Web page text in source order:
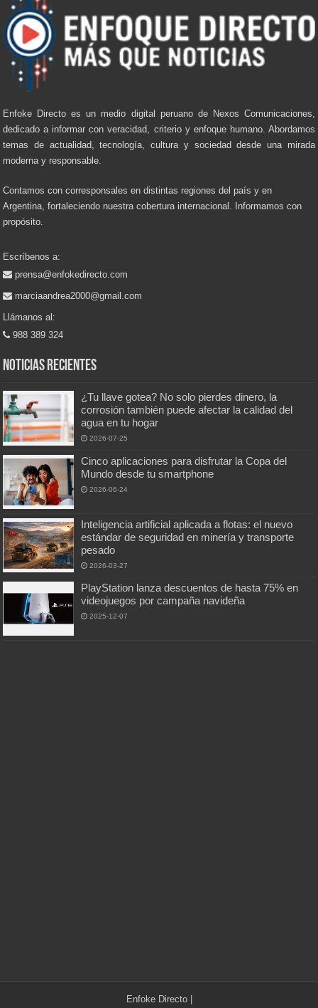
Enfoke Directo es un medio digital peruano de Nexos Comunicaciones,
dedicado a informar con veracidad, criterio y enfoque humano. Abordamos
temas de actualidad, tecnología, cultura y sociedad desde una mirada
moderna y responsable.
Contamos con corresponsales en distintas regiones del país y en
Argentina, fortaleciendo nuestra cobertura internacional. Informamos con
propósito.
Escríbenos a:
prensa@enfokedirecto.com
marciaandrea2000@gmail.com
Llámanos al:
988 389 324
Noticias recientes
¿Tu llave gotea? No solo pierdes dinero, la
corrosión también puede afectar la calidad del
agua en tu hogar
2026-07-25
Cinco aplicaciones para disfrutar la Copa del
Mundo desde tu smartphone
2026-06-24
Inteligencia artificial aplicada a flotas: el nuevo
estándar de seguridad en minería y transporte
pesado
2026-03-27
PlayStation lanza descuentos de hasta 75% en
videojuegos por campaña navideña
2025-12-07
Enfoke Directo|